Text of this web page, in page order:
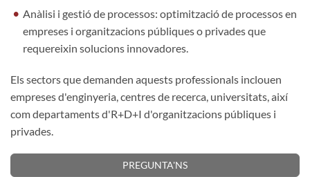
Anàlisi i gestió de processos: optimització de processos en
empreses i organitzacions públiques o privades que
requereixin solucions innovadores.
Els sectors que demanden aquests professionals inclouen
empreses d'enginyeria, centres de recerca, universitats, així
com departaments d'R+D+I d'organitzacions públiques i
privades.
PREGUNTA'NS